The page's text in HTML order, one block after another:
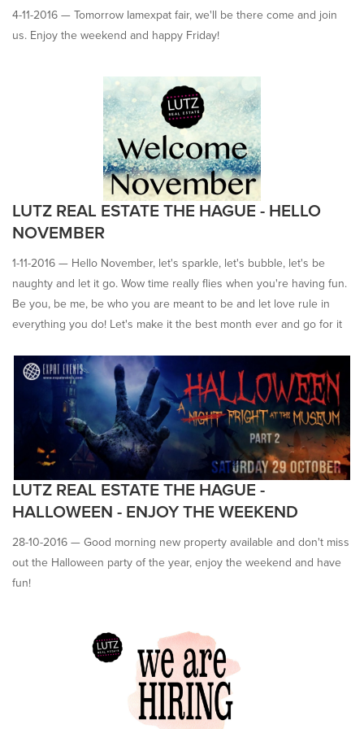
regio Den Haag en is in het bezit van een rijbewijs B.
ontwikkelen. De arbeidsvoorwaarden zijn salaris (o. b. v. min 32 uur
Heb je interesse gaarne jouw Cv met foto of video sollicitatie
mailen naar daphne@lutzrealestate.nl met als onderwerp “Letting”.
4-11-2016 — Tomorrow Iamexpat fair, we'll be there come and join
us. Enjoy the weekend and happy Friday!
LUTZ REAL ESTATE THE HAGUE - HELLO
NOVEMBER
1-11-2016 — Hello November, let's sparkle, let's bubble, let's be
naughty and let it go. Wow time really flies when you're having fun.
Be you, be me, be who you are meant to be and let love rule in
everything you do! Let's make it the best month ever and go for it
LUTZ REAL ESTATE THE HAGUE -
HALLOWEEN - ENJOY THE WEEKEND
28-10-2016 — Good morning new property available and don't miss
out the Halloween party of the year, enjoy the weekend and have
fun!